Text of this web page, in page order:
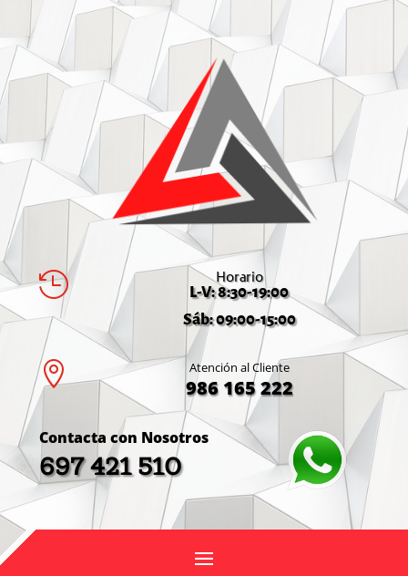
 Horario
L-V: 8:30-19:00
Sáb: 09:00-15:00
 Atención al Cliente
986 165 222
Contacta con Nosotros
697 421 510